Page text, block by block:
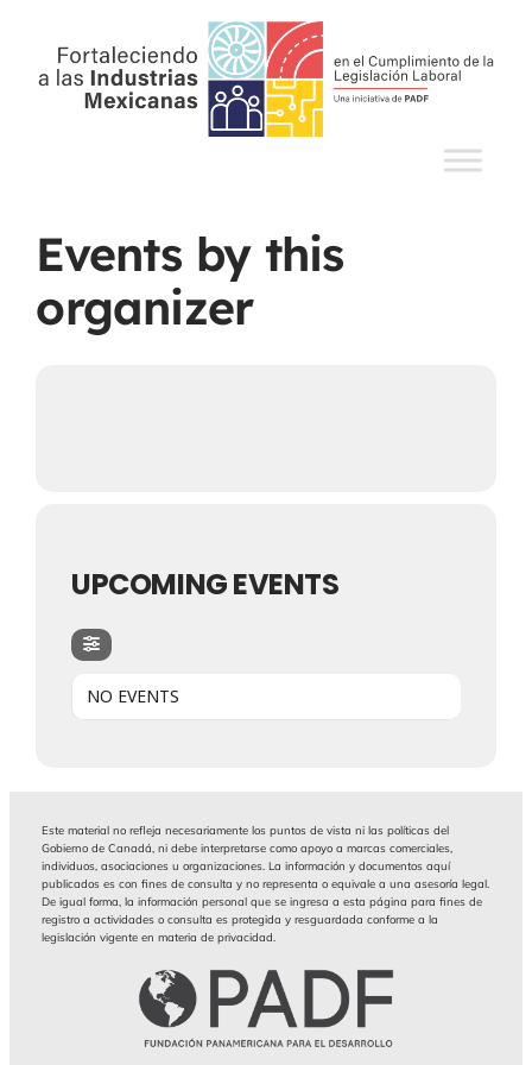
Events by this
organizer
UPCOMING EVENTS
NO EVENTS
Este material no refleja necesariamente los puntos de vista ni las políticas del
Gobierno de Canadá, ni debe interpretarse como apoyo a marcas comerciales,
individuos, asociaciones u organizaciones. La información y documentos aquí
publicados es con fines de consulta y no representa o equivale a una asesoría legal.
De igual forma, la información personal que se ingresa a esta página para fines de
registro a actividades o consulta es protegida y resguardada conforme a la
legislación vigente en materia de privacidad.